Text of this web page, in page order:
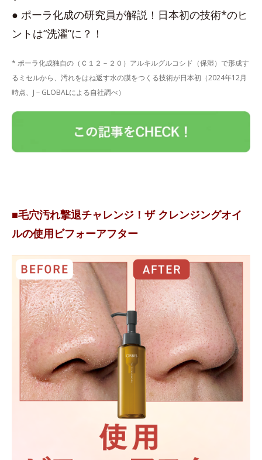
● ポーラ化成の研究員が解説！日本初の技術*のヒ
ントは“洗濯”に？！
* ポーラ化成独自の（Ｃ１２－２０）アルキルグルコシド（保湿）で形成す
るミセルから、汚れをはね返す水の膜をつくる技術が日本初（2024年12月
時点、J－GLOBALによる自社調べ）
■毛穴汚れ撃退チャレンジ！ザ クレンジングオイ
ルの使用ビフォーアフター